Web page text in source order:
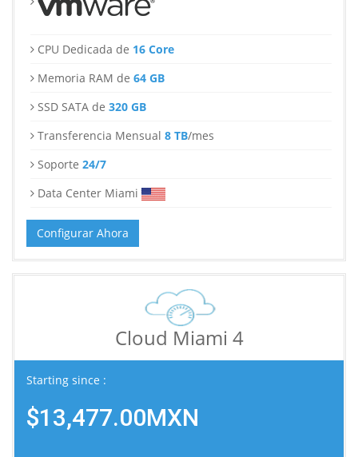
CPU Dedicada de 16 Core
Memoria RAM de 64 GB
SSD SATA de 320 GB
Transferencia Mensual 8 TB/mes
Soporte 24/7
Data Center Miami
Configurar Ahora
Cloud Miami 4
Starting since :
$13,477.00MXN